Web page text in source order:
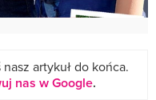
artykuł do końca.
nas w Google.